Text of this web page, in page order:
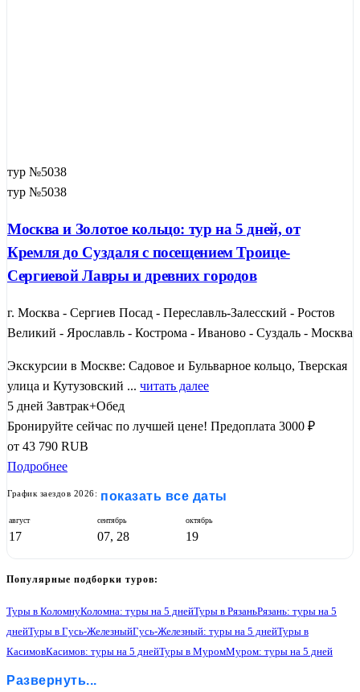
тур №5038
тур №5038
Москва и Золотое кольцо: тур на 5 дней, от
Кремля до Суздаля с посещением Троице-
Сергиевой Лавры и древних городов
г. Москва - Сергиев Посад - Переславль-Залесский - Ростов
Великий - Ярославль - Кострома - Иваново - Суздаль - Москва
Экскурсии в Москве: Садовое и Бульварное кольцо, Тверская
улица и Кутузовский ... читать далее
5 дней Завтрак+Обед
Бронируйте сейчас по лучшей цене! Предоплата 3000 ₽
от 43 790 RUB
Подробнее
График заездов 2026: показать все даты
август
17
сентябрь
07, 28
октябрь
19
Популярные подборки туров:
Туры в КоломнуКоломна: туры на 5 днейТуры в РязаньРязань: туры на 5
днейТуры в Гусь-ЖелезныйГусь-Железный: туры на 5 днейТуры в
КасимовКасимов: туры на 5 днейТуры в МуромМуром: туры на 5 дней
Туры в ГороховецГороховец: туры на 5 дней
Развернуть...